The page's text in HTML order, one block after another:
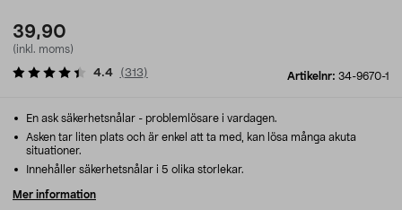
39,90
(inkl. moms)
Artikelnr: 34-9670-1
4.4 (313)
En ask säkerhetsnålar - problemlösare i vardagen.
Asken tar liten plats och är enkel att ta med, kan lösa många akuta
situationer.
Innehåller säkerhetsnålar i 5 olika storlekar.
Mer information